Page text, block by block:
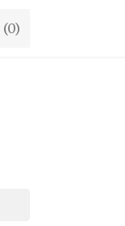
(0)